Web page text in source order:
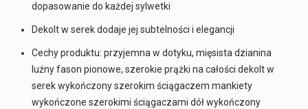
dopasowanie do każdej sylwetki
Dekolt w serek dodaje jej subtelności i elegancji
Cechy produktu: przyjemna w dotyku, mięsista dzianina
luźny fason pionowe, szerokie prążki na całości dekolt w
serek wykończony szerokim ściągaczem mankiety
wykończone szerokimi ściągaczami dół wykończony